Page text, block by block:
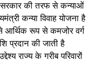
सरकार की तरफ से कन्याओं
कन्या विवाह योजना है
रूप से कमजोर वर्ग
प्रदान की जाती है
राज्य के गरीब परिवारों